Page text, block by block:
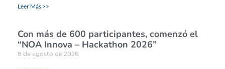
Leer Más >>
Con más de 600 participantes, comenzó el
“NOA Innova – Hackathon 2026”
8 de agosto de 2026